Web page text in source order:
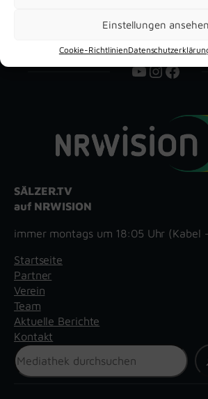
Einstellungen ansehen
Cookie-Richtlinien
YouTube
SÄLZER.TV
auf NRWISION
immer montags um 18:05 Uhr (Kabel
Startseite
Partner
Verein
Team
Aktuelle Berichte
Kontakt
Suchen